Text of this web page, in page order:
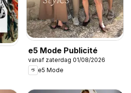
e5 Mode Publicité
vanaf zaterdag 01/08/2026
e5 Mode